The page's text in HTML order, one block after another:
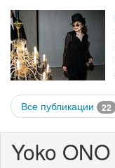
Все публикации 22
Yoko ONO